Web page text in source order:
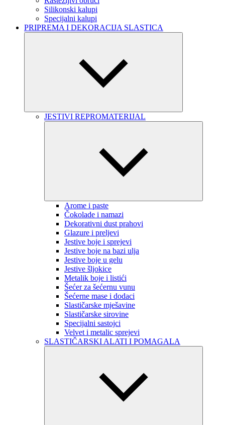
Silikonski kalupi
Specijalni kalupi
PRIPREMA I DEKORACIJA SLASTICA
JESTIVI REPROMATERIJAL
Arome i paste
Čokolade i namazi
Dekorativni dust prahovi
Glazure i preljevi
Jestive boje i sprejevi
Jestive boje na bazi ulja
Jestive boje u gelu
Jestive šljokice
Metalik boje i listići
Šećer za šećernu vunu
Šećerne mase i dodaci
Slastičarske mješavine
Slastičarske sirovine
Specijalni sastojci
Velvet i metalic sprejevi
SLASTIČARSKI ALATI I POMAGALA